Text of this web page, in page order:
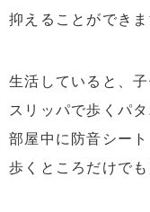
抑えることができま
生活していると、
スリッパで歩くパ
部屋中に防音シー
歩くところだけで